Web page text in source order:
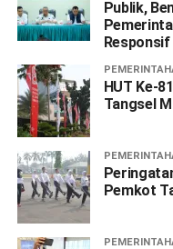
Publik,
Responsif
HUT Ke-
Tangsel
Pemkot